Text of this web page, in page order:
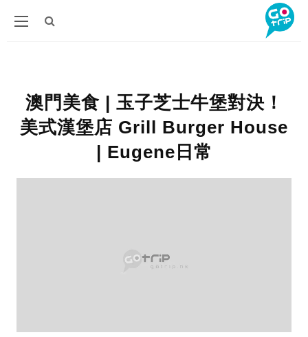
澳門美食 | 玉子芝士牛堡對決！
美式漢堡店 Grill Burger House
| Eugene日常